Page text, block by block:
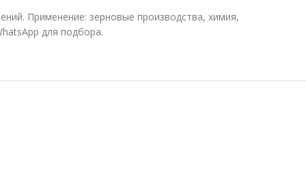
Применение: зерновые производства, химия,
для подбора.